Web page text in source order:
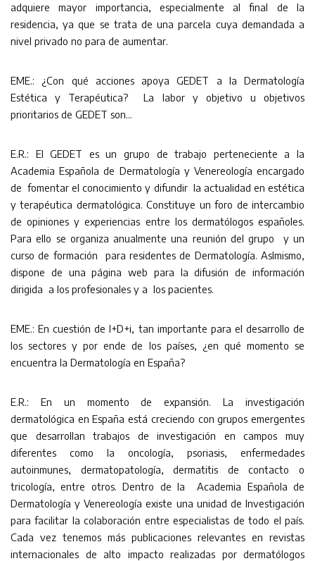
adquiere mayor importancia, especialmente al final de la
residencia, ya que se trata de una parcela cuya demandada a
nivel privado no para de aumentar.
EME.: ¿Con qué acciones apoya GEDET a la Dermatología
Estética y Terapéutica? La labor y objetivo u objetivos
prioritarios de GEDET son…
E.R.: El GEDET es un grupo de trabajo perteneciente a la
Academia Española de Dermatología y Venereología encargado
de fomentar el conocimiento y difundir la actualidad en estética
y terapéutica dermatológica. Constituye un foro de intercambio
de opiniones y experiencias entre los dermatólogos españoles.
Para ello se organiza anualmente una reunión del grupo y un
curso de formación para residentes de Dermatología. AsImismo,
dispone de una página web para la difusión de información
dirigida a los profesionales y a los pacientes.
EME.: En cuestión de I+D+i, tan importante para el desarrollo de
los sectores y por ende de los países, ¿en qué momento se
encuentra la Dermatología en España?
E.R.: En un momento de expansión. La investigación
dermatológica en España está creciendo con grupos emergentes
que desarrollan trabajos de investigación en campos muy
diferentes como la oncología, psoriasis, enfermedades
autoinmunes, dermatopatología, dermatitis de contacto o
tricología, entre otros. Dentro de la Academia Española de
Dermatología y Venereología existe una unidad de Investigación
para facilitar la colaboración entre especialistas de todo el país.
Cada vez tenemos más publicaciones relevantes en revistas
internacionales de alto impacto realizadas por dermatólogos